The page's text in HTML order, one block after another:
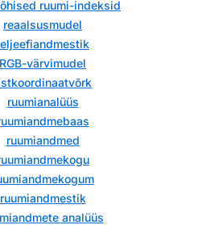
ruumi-indeksid
reaalsusmudel
RGB-värvimudel
ruumianalüüs
ruumiandmed
ruumiandmestik
analüüs